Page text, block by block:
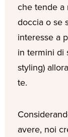
che tende a
doccia o se
interesse a
in termini di
styling)
te.
avere, noi